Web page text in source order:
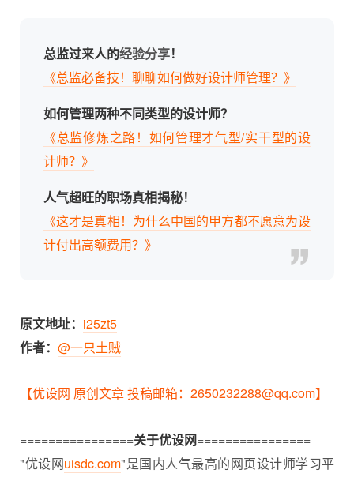
总监过来人的经验分享！
《总监必备技！聊聊如何做好设计师管理？》
如何管理两种不同类型的设计师？
《总监修炼之路！如何管理才气型/实干型的设
计师？》
人气超旺的职场真相揭秘！
《这才是真相！为什么中国的甲方都不愿意为设
计付出高额费用？》
原文地址： i25zt5
作者： @一只土贼
【优设网 原创文章 投稿邮箱：2650232288@qq.com】
================关于优设网================
"优设网uisdc.com"是国内人气最高的网页设计师学习平